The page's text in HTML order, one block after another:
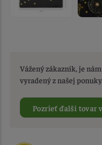
Vážený zákazník, je
vyradený z našej
Pozrieť ďalší tovar